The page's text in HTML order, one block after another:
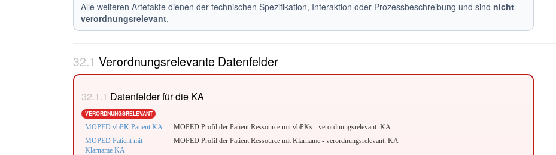
Alle weiteren Artefakte dienen der technischen Spezifikation, Interaktion oder Prozessbeschreibung und sind nicht
verordnungsrelevant.
Verordnungsrelevante Datenfelder
Datenfelder für die KA
VERORDNUNGSRELEVANT
MOPED vbPK Patient KA
MOPED Profil der Patient Ressource mit vbPKs - verordnungsrelevant: KA
MOPED Patient mit
Klarname KA
MOPED Profil der Patient Ressource mit Klarname - verordnungsrelevant: KA